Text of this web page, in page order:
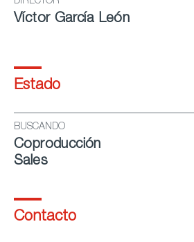
Víctor García León
Estado
BUSCANDO
Coproducción
Sales
Contacto